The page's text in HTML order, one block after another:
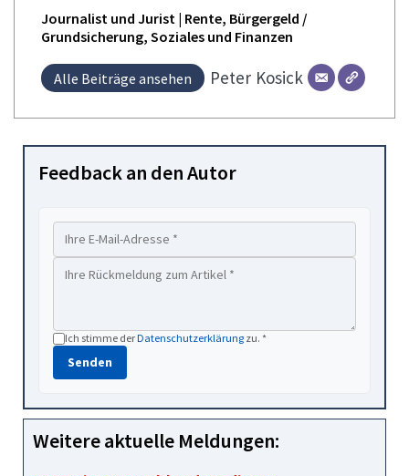
Journalist und Jurist | Rente, Bürgergeld /
Grundsicherung, Soziales und Finanzen
Alle Beiträge ansehen Peter Kosick
Feedback an den Autor
Ich stimme derDatenschutzerklärung zu. *
Senden
Weitere aktuelle Meldungen: